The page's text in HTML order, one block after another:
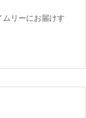
リーにお届けす